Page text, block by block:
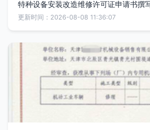
特种设备安装改造维修许可证申请书撰
更新时间：2026-08-08 11:36:07